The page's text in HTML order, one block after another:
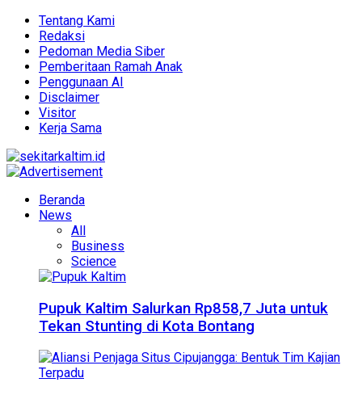
Tentang Kami
Redaksi
Pedoman Media Siber
Pemberitaan Ramah Anak
Penggunaan AI
Disclaimer
Visitor
Kerja Sama
Beranda
News
All
Business
Science
Pupuk Kaltim Salurkan Rp858,7 Juta untuk
Tekan Stunting di Kota Bontang